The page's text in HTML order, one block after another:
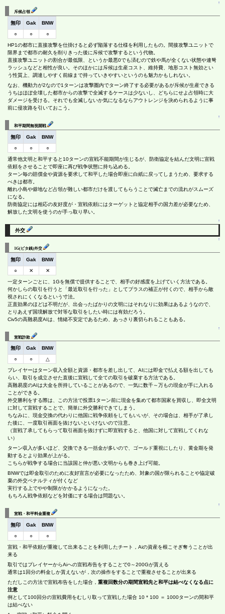
↑
斥候占領
無印 Gak
BNW
○
○
○
HP1の都市に直接攻撃を仕掛けると必ず陥落する仕様を利用したもの。間接攻撃ユニットで
限界まで都市の耐久を削りきった後に斥候で攻撃するという代物。
直接攻撃ユニットの割合が最低限、というか最悪0でも済むので鉄や馬が全くない状態や連弩
ラッシュなどと相性が良い。そのほかには斥候は生産コスト、維持費、地形コスト無効とい
う性質上、調達しやすく前線まで持っていきやすいというのも魅力かもしれない。
なお、機動力が2なので1ターンは攻撃圏内でターン終了する必要があるが斥候が生産できる
うちはほぼ全壊した都市からの攻撃で全滅するケースは少ないし、どちらにせよ占領時に大
ダメージを受ける。それでも全滅しないか気になるならアウトレンジを決められるように事
前に侵攻路を引いておこう。
↑
和平期間無視開戦
無印 Gak
BNW
○
○
○
通常他文明と和平すると10ターンの宣戦不能期間が生じるが、防衛協定を結んだ文明に宣戦
依頼をさせることで即座に再び戦争状態に持ち込める。
ターン毎の賠償金や資源を要求して和平した場合即座に白紙に戻ってしまうため、要求する
べきは都市。
離れ小島や僻地など占領が難しい都市だけを渡してもらうことで滅亡までの流れがスムーズ
になる。
防衛協定には相応の友好度が・宣戦依頼にはターゲットと協定相手の国力差が必要なため、
解放した文明を使うのが手っ取り早い。
↑
外交
↑
1G(ビタ銭)外交
無印 Gak
BNW
○
✕
✕
一定ターンごとに、1Gを無償で提供することで、相手の好感度を上げていく方法である。
何かしらの取引を行うと「最近取引を行った」としてプラスの補正が付くので、相手から敵
視されにくくなるという寸法。
正直効果のほどは不明だが、出会ったばかりの文明にはそれなりに効果はあるようなので、
とりあえず国境解放で対等な取引をしたい時には有効だろう。
Civ5の高難易度AIは、情緒不安定であるため、あっさり裏切られることもある。
↑
宣戦詐欺
無印 Gak
BNW
○
○
△
プレイヤーはターン収入全額と資源・都市を差し出して、AIには即金で払える額を出しても
らい、取引を成立させた直後に宣戦して全ての取引を破棄する方法である。
高難易度のAIは大金を所持していることがあるので、一気に数千～万もの現金が手に入れる
ことができる。
外交勝利をする際は、この方法で投票1ターン前に現金を集めて都市国家を買収し、即全文明
に対して宣戦することで、簡単に外交勝利できてしまう。
ちなみに、現金交換の代わりに他国に戦争依頼をしてもいいが、その場合は、相手が了承し
た後に、一度取引画面を抜けないといけないので注意。
（宣戦了承してもらって取引画面を抜けずに即宣戦すると、他国に対して宣戦してくれな
い）
ターン収入が多いほど、交換できる一括金が多いので、ゴールド重視にしたり、黄金期を発
動するとより効果が上がる。
こちらが戦争する場合に当該国と仲が悪い文明からも巻き上げ可能。
BNWでは即金取引のために友好宣言が必要になったため、対象の国が限られることや協定破
棄の外交ペナルティが付くなど
実行する上でやや制限がかかるようになった。
もちろん戦争依頼などを対価にする場合は問題ない。
↑
宣戦・和平料金重複
無印 Gak
BNW
○
○
○
宣戦・和平依頼が重複して出来ることを利用したチート，Aiの資産を根こそぎ奪うことが出
来る
取引ではプレイヤーからAiへの宣戦布告をすることで0～200Gが貰える
通常は1回分の料金しか貰えないが，次の操作をすることで重複させることが出来る
ただしこの方法で宣戦布告をした場合， 重複回数分の期間宣戦先と和平は結べなくなる点に
注意
例として100回分の宣戦費用をむしり取って宣戦した場合 10 * 100 ＝ 1000ターンの間和平
は結べない